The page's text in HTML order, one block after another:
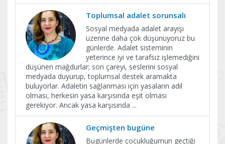
Toplumsal adalet sorunsalı
Sosyal medyada adalet arayışı
üzerine daha çok düşünüyoruz bu
günlerde. Adalet sisteminin
yeterince iyi ve tarafsız işlemediğini
düşünen mağdurlar; son çareyi, seslerini sosyal
medyada duyurup, toplumsal destek aramakta
buluyorlar. Adaletin sağlanması için yasaların adil
olması, herkesin yasa karşısında eşit olması
gerekiyor. Ancak yasa karşısında ...
Geçmişten bugüne
Bugünlerde çocukluğumun geçtiği